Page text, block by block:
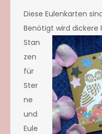
Diese Eulenkarten
Benötigt wird dickere
Stan
zen
für
Ster
ne
und
Eule